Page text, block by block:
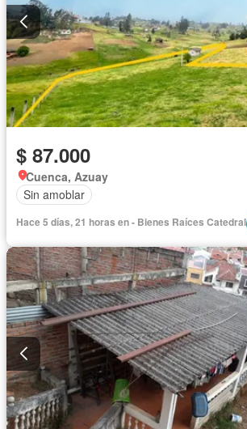
$ 87.000
Cuenca, Azuay
Sin amoblar
Hace 5 días, 21 horas en - Bienes Raíces Catedral